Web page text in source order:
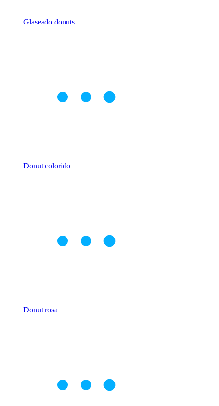
Glaseado donuts
Donut colorido
Donut rosa